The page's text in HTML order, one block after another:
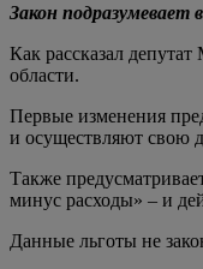
Закон
Как рассказал
области.
Первые изменения
и осуществляют свою
Также
минус расходы» – и
Данные льготы не